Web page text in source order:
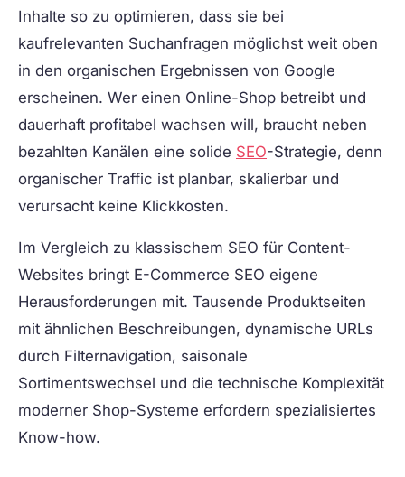
Inhalte so zu optimieren, dass sie bei
kaufrelevanten Suchanfragen möglichst weit oben
in den organischen Ergebnissen von Google
erscheinen. Wer einen Online-Shop betreibt und
dauerhaft profitabel wachsen will, braucht neben
bezahlten Kanälen eine solide SEO-Strategie, denn
organischer Traffic ist planbar, skalierbar und
verursacht keine Klickkosten.
Im Vergleich zu klassischem SEO für Content-
Websites bringt E-Commerce SEO eigene
Herausforderungen mit. Tausende Produktseiten
mit ähnlichen Beschreibungen, dynamische URLs
durch Filternavigation, saisonale
Sortimentswechsel und die technische Komplexität
moderner Shop-Systeme erfordern spezialisiertes
Know-how.